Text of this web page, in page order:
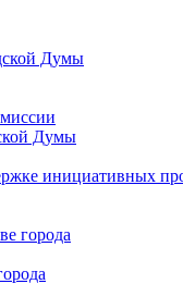
Думы
Думы
инициативных
города